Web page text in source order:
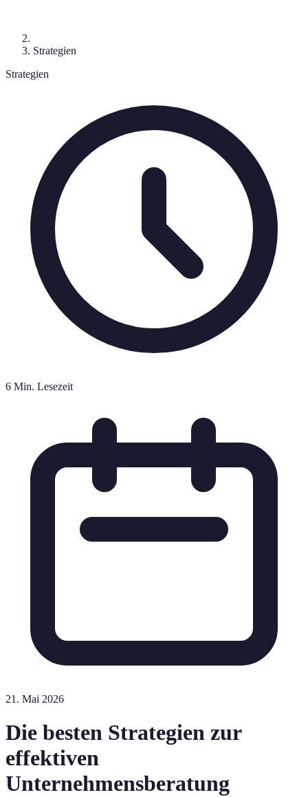
Strategien
Strategien
6 Min. Lesezeit
21. Mai 2026
Die besten Strategien zur
effektiven
Unternehmensberatung